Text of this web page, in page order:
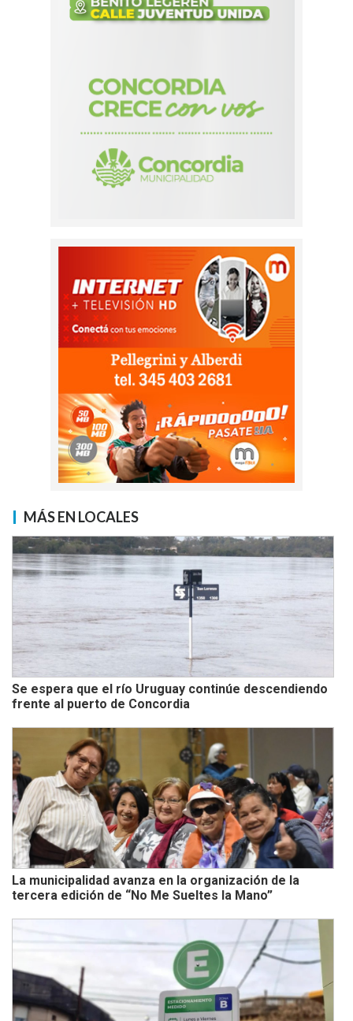
MÁS EN LOCALES
Se espera que el río Uruguay continúe descendiendo
frente al puerto de Concordia
La municipalidad avanza en la organización de la
tercera edición de “No Me Sueltes la Mano”